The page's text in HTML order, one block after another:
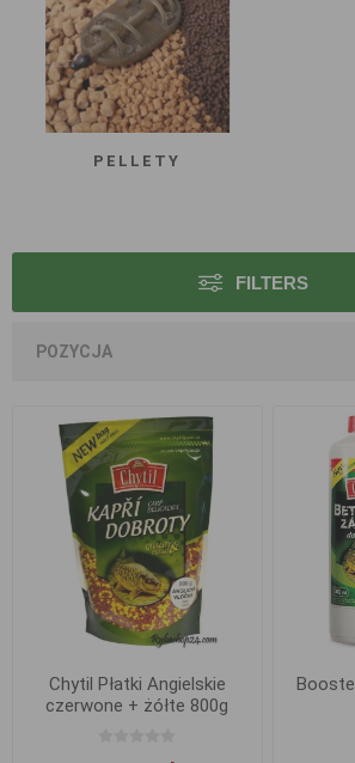
PELLETY
FILTERS
Chytil Płatki Angielskie
czerwone + żółte 800g